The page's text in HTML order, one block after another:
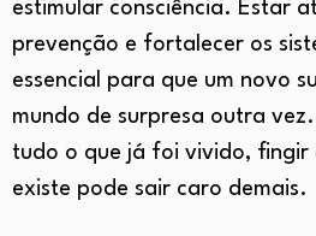
estimular consciência. Estar
prevenção e fortalecer os
essencial para que um novo
mundo de surpresa outra
tudo o que já foi vivido, fingir
existe pode sair caro demais.